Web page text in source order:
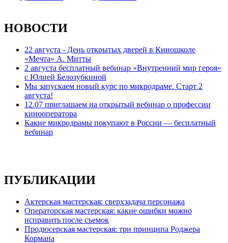
НОВОСТИ
22 августа - День открытых дверей в Киношколе
«Мечта» А. Митты
2 августа бесплатный вебинар «Внутренний мир героя»
с Юлией Белозубкиной
Мы запускаем новый курс по микродраме. Старт 2
августа!
12.07 приглашаем на открытый вебинар о профессии
кинооператора
Какие микродрамы покупают в России — бесплатный
вебинар
ПУБЛИКАЦИИ
Актерская мастерская: сверхзадача персонажа
Операторская мастерская: какие ошибки можно
исправить после съемок
Продюсерская мастерская: три принципа Роджера
Кормана